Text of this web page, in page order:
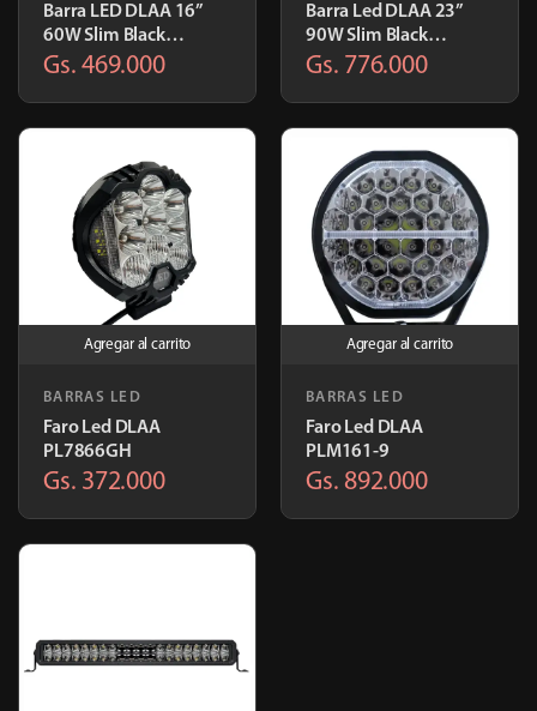
Barra LED DLAA 16”
60W Slim Black
PL7426GH-60cm
Gs. 469.000
Barra Led DLAA 23”
90W Slim Black
PL7426GH-90
Gs. 776.000
Agregar al carrito
BARRAS LED
Faro Led DLAA
PL7866GH
Gs. 372.000
Agregar al carrito
BARRAS LED
Faro Led DLAA
PLM161-9
Gs. 892.000